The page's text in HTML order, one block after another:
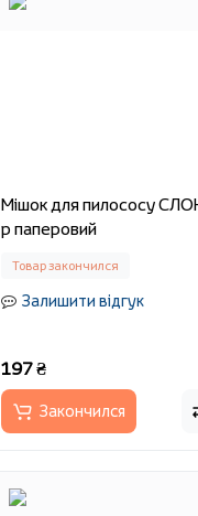
Мішок для пилососу
р паперовий
Товар закончился
Залишити відгук
197 ₴
Закончился